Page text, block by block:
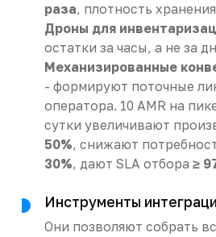
раза, плотность
Дроны для
остатки за часы, а не за
Механизированные
- формируют поточные
оператора. 10 AMR на
сутки увеличивают
50%, снижают
30%, дают SLA отбора ≥
Инструменты
Они позволяют собрать